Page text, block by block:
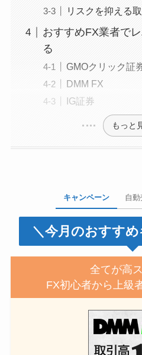
リスクを抑える
おすすめFX業者で
る
GMOクリック証
DMM FX
IG証券
もっと
キャンペーン 自動
＼今月のおすす
全てが高
FX初心者から上級